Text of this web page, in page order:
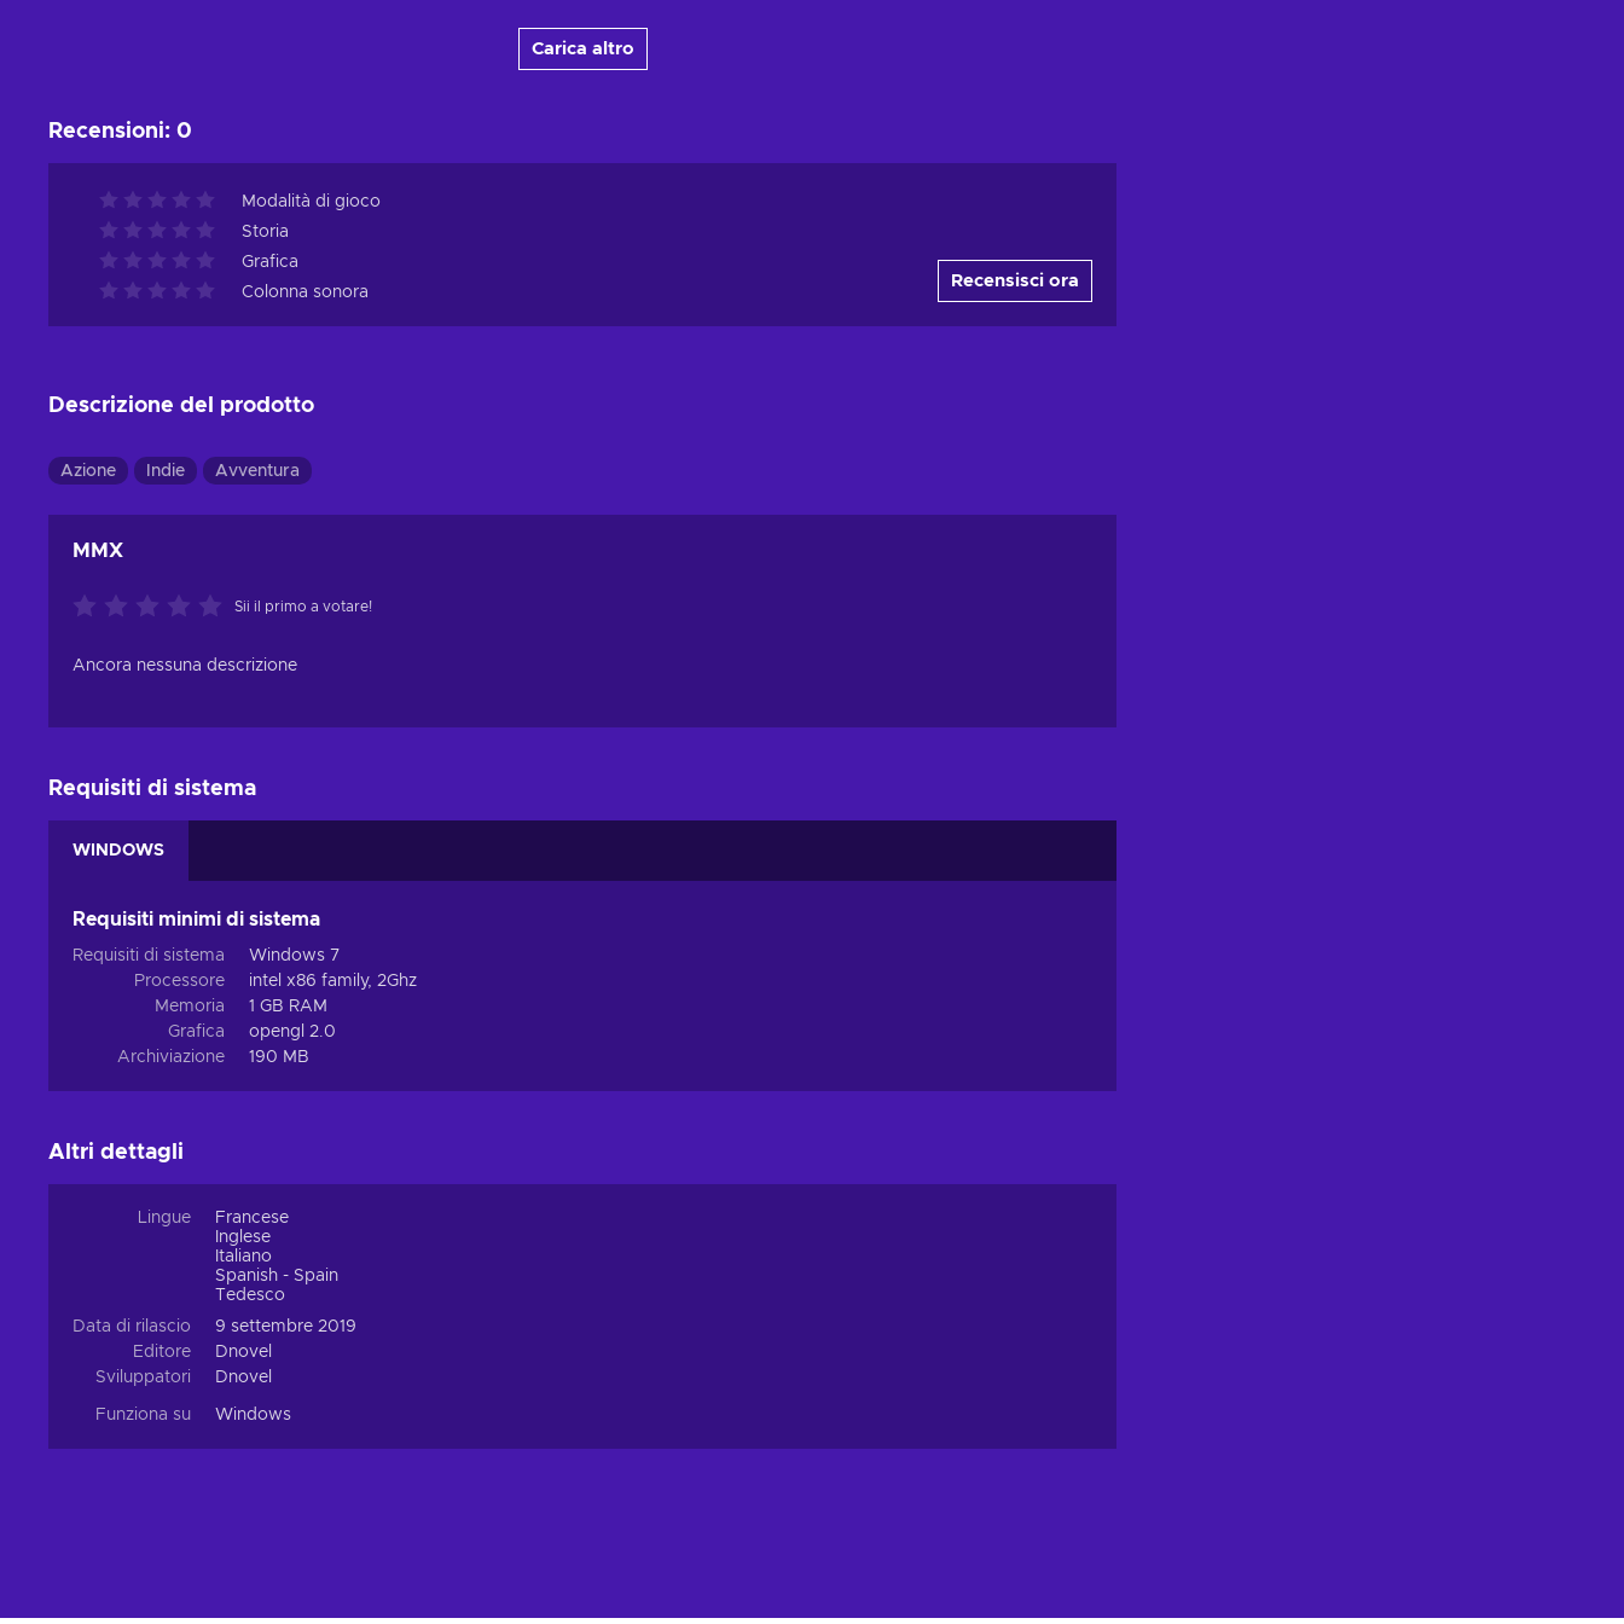
Carica altro
Recensioni: 0
Modalità di gioco
Storia
Grafica
Colonna sonora
Recensisci ora
Descrizione del prodotto
Azione Indie Avventura
MMX
Sii il primo a votare!
Ancora nessuna descrizione
Requisiti di sistema
WINDOWS
Requisiti minimi di sistema
Requisiti di sistema
Windows 7
Processore
intel x86 family, 2Ghz
Memoria
1 GB RAM
Grafica
opengl 2.0
Archiviazione
190 MB
Altri dettagli
Lingue
Francese
Inglese
Italiano
Spanish - Spain
Tedesco
Data di rilascio
9 settembre 2019
Editore
Dnovel
Sviluppatori
Dnovel
Funziona su Windows